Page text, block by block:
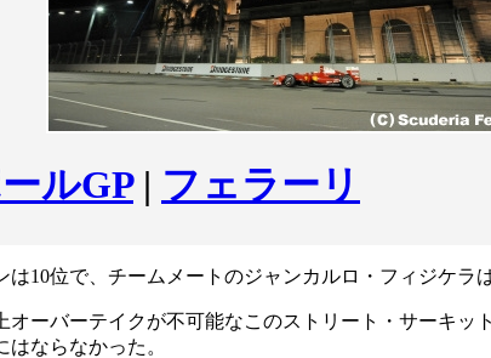
ルGP| フェラーリ
10位で、チームメートのジャンカルロ・フィジケラ
ーバーテイクが不可能なこのストリート・サーキ
ならなかった。